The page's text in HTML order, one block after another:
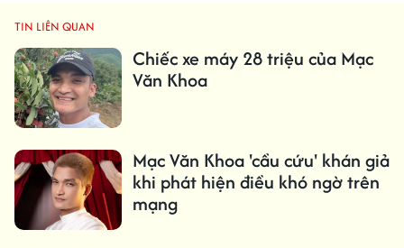
TIN LIÊN QUAN
Chiếc xe máy 28 triệu của Mạc
Văn Khoa
Mạc Văn Khoa 'cầu cứu' khán giả
khi phát hiện điều khó ngờ trên
mạng